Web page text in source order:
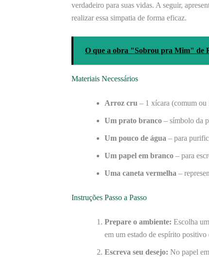
verdadeiro para suas vidas. A seguir,
realizar essa simpatia de forma eficaz.
O que a obra "Sobrou pra Mim" de
Materiais Necessários
Arroz cru – 1 xícara (comum
Um prato branco – símbolo da
Um pouco de água – para
Um papel em branco – para
Uma caneta vermelha –
Instruções Passo a Passo
Prepare o ambiente: Escolha
em um estado de espírito positivo
Escreva seu desejo: No papel